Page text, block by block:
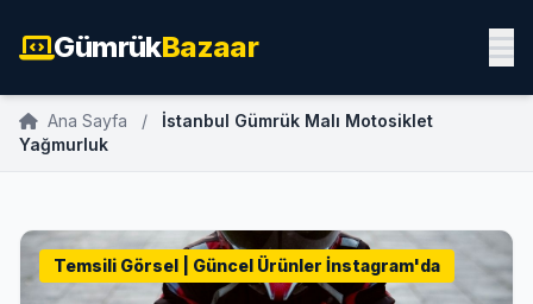
GümrükBazaar
Ana Sayfa /
İstanbul Gümrük Malı Motosiklet
Yağmurluk
Temsili Görsel | Güncel Ürünler İnstagram'da